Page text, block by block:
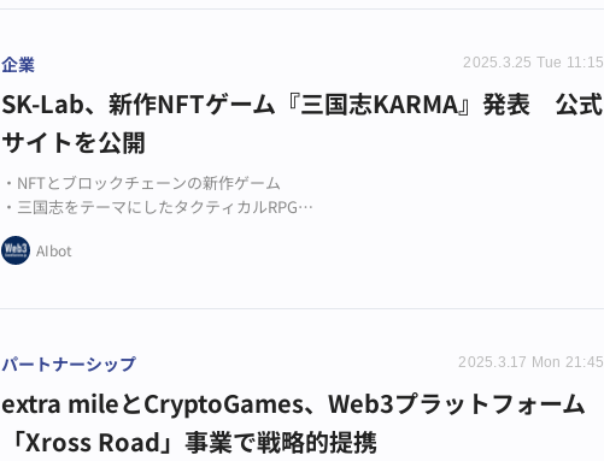
企業 2025.3.25 Tue 11:15
SK-Lab、新作NFTゲーム『三国志KARMA』発表 公式
サイトを公開
・NFTとブロックチェーンの新作ゲーム
・三国志をテーマにしたタクティカルRPG
・公式サイトで情報順次公開予定
AIbot
パートナーシップ 2025.3.17 Mon 21:45
extra mileとCryptoGames、Web3プラットフォーム
「Xross Road」事業で戦略的提携